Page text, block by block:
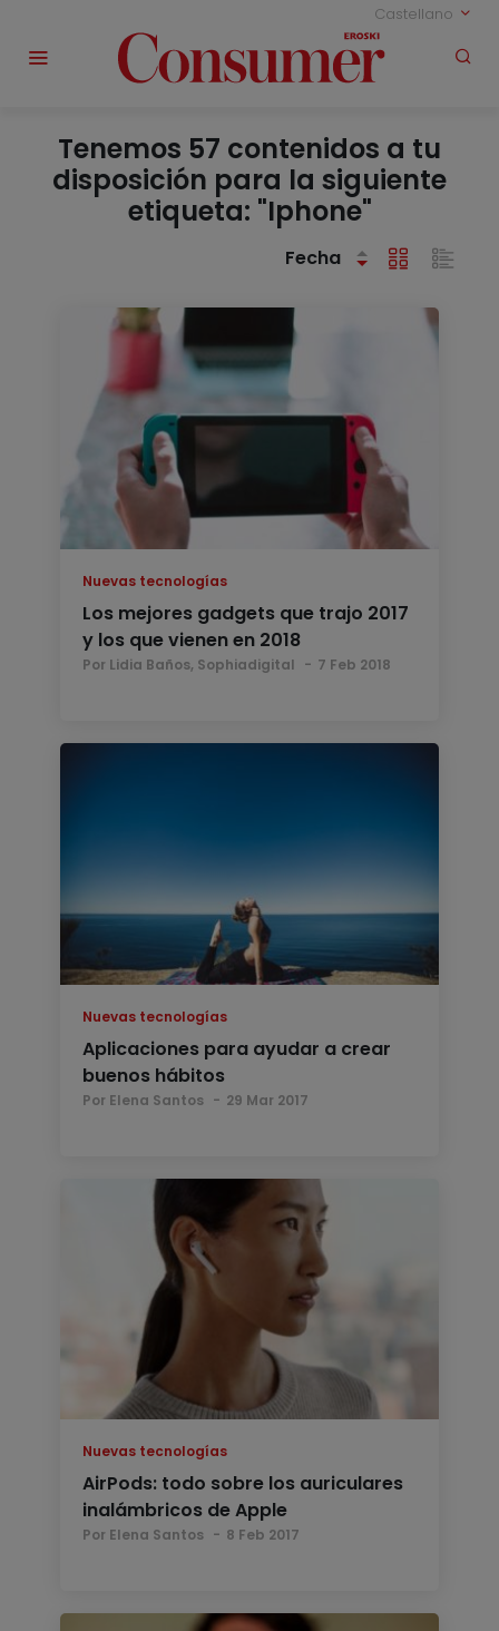
Castellano
Tenemos 57 contenidos a tu
disposición para la siguiente
etiqueta: "Iphone"
Fecha
Nuevas tecnologías
Los mejores gadgets que trajo 2017
y los que vienen en 2018
Por Lidia Baños, Sophiadigital 7 Feb 2018
Nuevas tecnologías
Aplicaciones para ayudar a crear
buenos hábitos
Por Elena Santos 29 Mar 2017
Nuevas tecnologías
AirPods: todo sobre los auriculares
inalámbricos de Apple
Por Elena Santos 8 Feb 2017